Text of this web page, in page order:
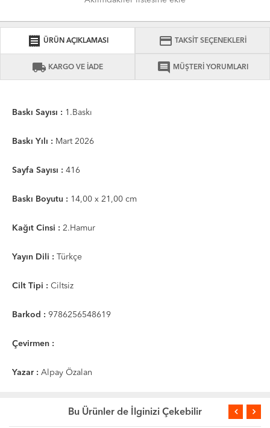
receipt ÜRÜN AÇIKLAMASI credit_card TAKSİT SEÇENEKLERİ
local_shipping KARGO VE İADE comment MÜŞTERİ YORUMLARI
Baskı Sayısı : 1.Baskı
Baskı Yılı : Mart 2026
Sayfa Sayısı : 416
Baskı Boyutu : 14,00 x 21,00 cm
Kağıt Cinsi : 2.Hamur
Yayın Dili : Türkçe
Cilt Tipi : Ciltsiz
Barkod : 9786256548619
Çevirmen :
Yazar : Alpay Özalan
Bu Ürünler de İlginizi Çekebilir